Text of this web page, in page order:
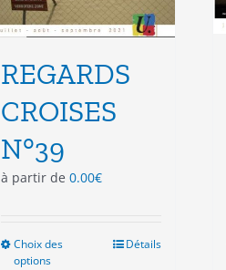
REGARDS
CROISES
N°39
à partir de 0.00€
Choix des
options
Détails